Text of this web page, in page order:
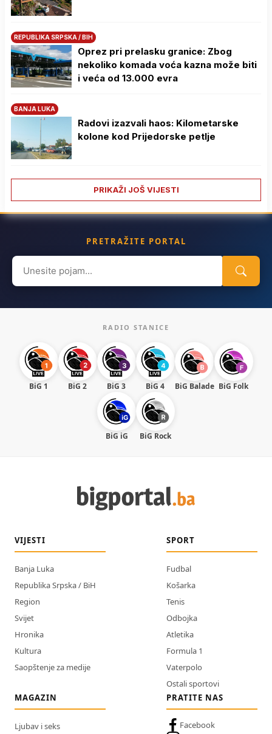
REPUBLIKA SRPSKA / BIH
Oprez pri prelasku granice: Zbog
nekoliko komada voća kazna može biti
i veća od 13.000 evra
BANJA LUKA
Radovi izazvali haos: Kilometarske
kolone kod Prijedorske petlje
PRIKAŽI JOŠ VIJESTI
PRETRAŽITE PORTAL
Search
for:
RADIO STANICE
BiG 1 BiG 2 BiG 3 BiG 4 BiG Balade BiG Folk
BiG iG BiG Rock
VIJESTI
Banja Luka
Republika Srpska / BiH
Region
Svijet
Hronika
Kultura
Saopštenje za medije
SPORT
Fudbal
Košarka
Tenis
Odbojka
Atletika
Formula 1
Vaterpolo
Ostali sportovi
MAGAZIN
Ljubav i seks
PRATITE NAS
Facebook